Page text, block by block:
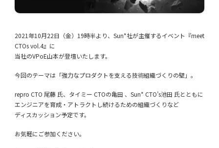
2021年10月22日（金）19時半より、Sun*社が主催するイベント『meet
CTOs vol.4』に
当社のVPoE山本が登壇いたします。
今回のテーマは「強力なプロダクトを支える技術組織づくりの壁」。
repro CTO 尾藤 氏、タイミー CTOの亀田 、Sun* CTO’s池田 氏とともに
エンジニアを育成・アトラクトし続けるための組織づくりなど
ディスカッション予定です。
お気軽にご参加ください。